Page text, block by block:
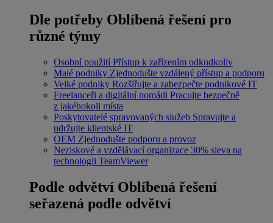
Dle potřeby Oblíbená řešení pro
různé týmy
Osobní použití Přístup k zařízením odkudkoliv
Malé podniky Zjednodušte vzdálený přístup a podporu
Velké podniky Rozšiřujte a zabezpečte podnikové IT
Freelanceři a digitální nomádi Pracujte bezpečně
z jakéhokoli místa
Poskytovatelé spravovaných služeb Spravujte a
udržujte klientské IT
OEM Zjednodušte podporu a provoz
Neziskové a vzdělávací organizace 30% sleva na
technologii TeamViewer
Podle odvětví Oblíbená řešení
seřazená podle odvětví